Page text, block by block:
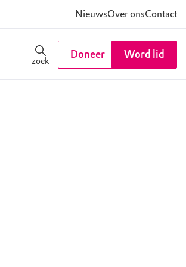
NieuwsOver onsContact
zoek
Doneer Word lid